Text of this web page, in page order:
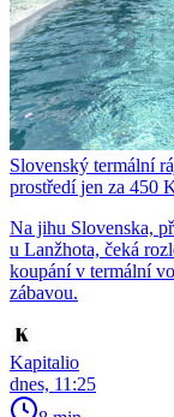
Slovenský termální
prostředí jen za 450
Na jihu Slovenska,
u Lanžhota, čeká
koupání v termální
zábavou.
Kapitalio
dnes, 11:25